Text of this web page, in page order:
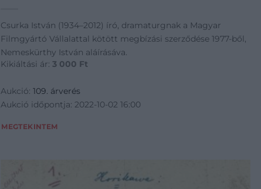
Csurka István (1934–2012) író, dramaturgnak a Magyar
Filmgyártó Vállalattal kötött megbízási szerződése 1977-ből,
Nemeskürthy István aláírásáva.
Kikiáltási ár:3 000 Ft
Aukció:109. árverés
Aukció időpontja: 2022-10-02 16:00
MEGTEKINTEM